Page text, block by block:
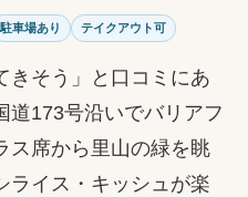
駐車場あり テイクアウト可
きそう」と口コミにあ
道173号沿いでバリアフ
ス席から里山の緑を眺
ライス・キッシュが楽